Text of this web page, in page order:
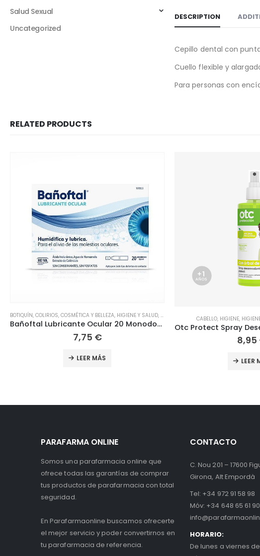
DESCRIPTION
Cepillo dental con
Cuello flexible y
Para personas con
Salud Sexual
Uncategorized
RELATED PRODUCTS
,OJOS, ÓPTICA
CABELLO,HIGIENE,HIGIENE Y SALUD ,INFANTIL
Otc Protect Spray Desenredante Manzana 250ml
8,95 €
LEER MÁS
INFANTIL ,HIGIENE ,
ZZ LOCION
7,40
LEER
PARAFARMA ONLINE
Somos una parafarmacia online que
ofrece todas las garantías de comprar
tus productos de parafarmacia con total
seguridad.
En Parafarmaonline buscamos ofrecerte
el mejor servicio y poder convertirnos en
tu parafarmacia de referencia.
CONTACTO
C. Nou 201 – 17600
Girona, Alt Empordà
Tel: +34 972 91 58 98
Móv: +34 648 65 61 90
HORARIO:
De lunes a viernes